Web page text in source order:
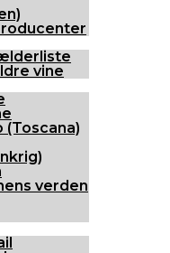
vine
(Toscana)
verden